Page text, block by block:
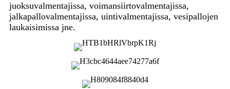
juoksuvalmentajissa, voimansiirtovalmentajissa,
jalkapallovalmentajissa, uintivalmentajissa, vesipallojen
laukaisimissa jne.